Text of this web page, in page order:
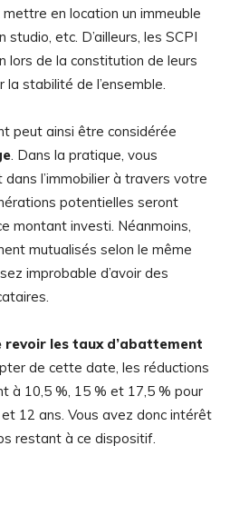
en location un immeuble
studio, etc. D’ailleurs, les SCPI
lors de la constitution de leurs
stabilité de l’ensemble.
peut ainsi être considérée
. Dans la pratique, vous
l’immobilier à travers votre
potentielles seront
montant investi. Néanmoins,
mutualisés selon le même
improbable d’avoir des
revoir les taux d’abattement
de cette date, les réductions
à 10,5 %, 15 % et 17,5 % pour
12 ans. Vous avez donc intérêt
restant à ce dispositif.